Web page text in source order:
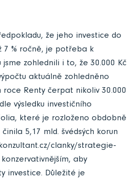
že jeho investice do
7 % ročně, je potřeba k
jsme zohlednili i to, že 30.000 Kč
aktuálně zohledněno
roce Renty čerpat nikoliv 30.000
výsledku investičního
které je rozloženo obdobně
5,17 mld. švédsých korun
clanky/strategie-
aby
investice. Důležité je